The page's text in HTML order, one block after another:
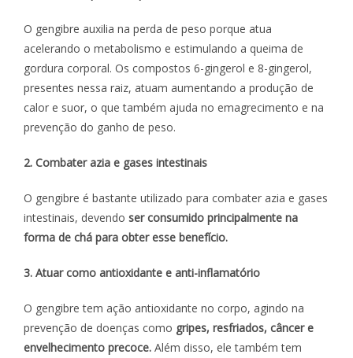
O gengibre auxilia na perda de peso porque atua
acelerando o metabolismo e estimulando a queima de
gordura corporal. Os compostos 6-gingerol e 8-gingerol,
presentes nessa raiz, atuam aumentando a produção de
calor e suor, o que também ajuda no emagrecimento e na
prevenção do ganho de peso.
2. Combater azia e gases intestinais
O gengibre é bastante utilizado para combater azia e gases
intestinais, devendo ser consumido principalmente na
forma de chá para obter esse benefício.
3. Atuar como antioxidante e anti-inflamatório
O gengibre tem ação antioxidante no corpo, agindo na
prevenção de doenças como gripes, resfriados, câncer e
envelhecimento precoce. Além disso, ele também tem